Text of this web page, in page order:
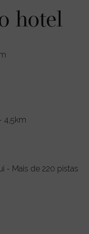
hotel
4,5km
- Mais de 220 pistas